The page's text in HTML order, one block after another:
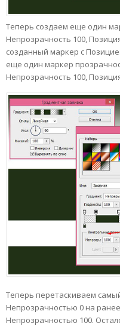
Теперь создаем еще один
Непрозрачность 100,
созданный маркер с
еще один маркер
Непрозрачность 100,
Теперь перетаскиваем
Непрозрачностью 0 на
Непрозрачностью 100.